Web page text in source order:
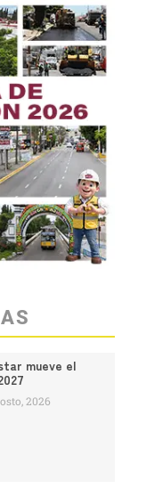
mueve el
2026